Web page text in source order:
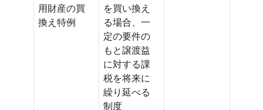
用財産の買
換え特例
を買い換え
る場合、一
定の要件の
もと譲渡益
に対する課
税を将来に
繰り延べる
制度